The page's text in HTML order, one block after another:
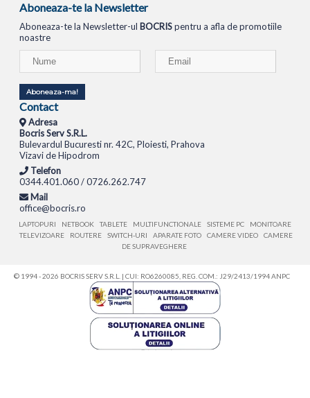
Aboneaza-te la Newsletter
Aboneaza-te la Newsletter-ul BOCRISpentru a afla de promotiile
noastre
Aboneaza-ma!
Contact
Adresa
Bocris Serv S.R.L.
Bulevardul Bucuresti nr. 42C, Ploiesti, Prahova
Vizavi de Hipodrom
Telefon
0344.401.060 / 0726.262.747
Mail
office@bocris.ro
LAPTOPURI NETBOOK TABLETE MULTIFUNCTIONALE SISTEME PC
MONITOARE
TELEVIZOARE
ROUTERE SWITCH-URI APARATE FOTO CAMERE VIDEO
CAMERE
DE SUPRAVEGHERE
© 1994 - 2026 BOCRIS SERV S.R.L. | CUI: RO6260085, REG. COM.: J29/2413/1994ANPC